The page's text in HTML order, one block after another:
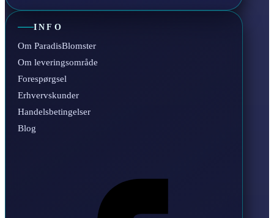
INFO
Om ParadisBlomster
Om leveringsområde
Forespørgsel
Erhvervskunder
Handelsbetingelser
Blog